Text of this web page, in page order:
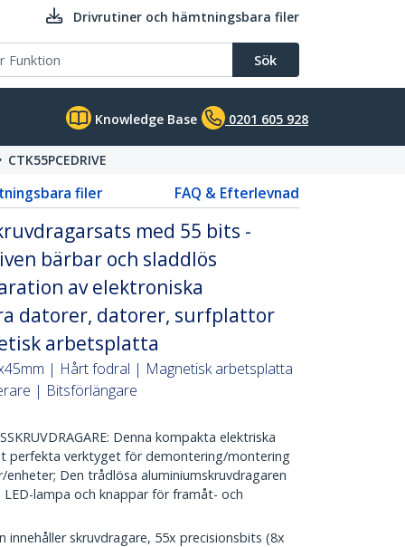
Drivrutiner och hämtningsbara filer
Sök
Knowledge Base 0201 605 928
CTK55PCEDRIVE
filer FAQ & Efterlevnad
med 55 bits -
bärbar och sladdlös
av elektroniska
datorer, datorer, surfplattor
arbetsplatta
| Hårt fodral | Magnetisk arbetsplatta
| Bitsförlängare
Denna kompakta elektriska
perfekta verktyget för demontering/montering
Den trådlösa aluminiumskruvdragaren
LED-lampa och knappar för framåt- och
innehåller skruvdragare, 55x precisionsbits (8x